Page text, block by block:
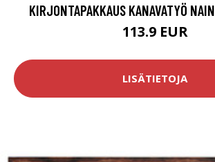
KIRJONTAPAKKAUS KANAVATYÖ
113.9 EUR
LISÄTIETOJA